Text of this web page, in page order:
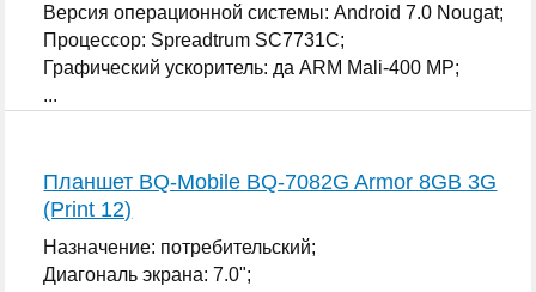
Версия операционной системы: Android 7.0 Nougat;
Процессор: Spreadtrum SC7731C;
Графический ускоритель: да ARM Mali-400 MP;
...
Планшет BQ-Mobile BQ-7082G Armor 8GB 3G
(Print 12)
Назначение: потребительский;
Диагональ экрана: 7.0";